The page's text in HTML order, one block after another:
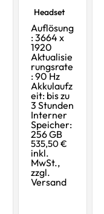
Headset
Auflösung
: 3664 x
1920
Aktualisie
rungsrate
: 90 Hz
Akkulaufz
eit: bis zu
3 Stunden
Interner
Speicher:
256 GB
535,50 €
inkl.
MwSt.,
zzgl.
Versand